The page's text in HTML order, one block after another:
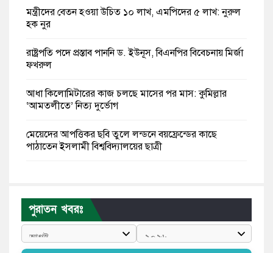
মন্ত্রীদের বেতন হওয়া উচিত ১০ লাখ, এমপিদের ৫ লাখ: নুরুল
হক নুর
রাষ্ট্রপতি পদে প্রস্তাব পাননি ড. ইউনূস, বিএনপির বিবেচনায় মির্জা
ফখরুল
আধা কিলোমিটারের কাজ চলছে মাসের পর মাস: কুমিল্লার
‘আমতলীতে’ নিত্য দুর্ভোগ
মেয়েদের আপত্তিকর ছবি তুলে লন্ডনে বয়ফ্রেন্ডের কাছে
পাঠাতেন ইসলামী বিশ্ববিদ্যালয়ের ছাত্রী
পাঁচ দেশি মাছে মিলল মাইক্রোপ্লাস্টিক, সবচেয়ে বেশি কই মাছে
বাংলাদেশী কর্মীদের আকামা নিয়ে বড় সুখবর দিলো সৌদি
পুরাতন খবরঃ